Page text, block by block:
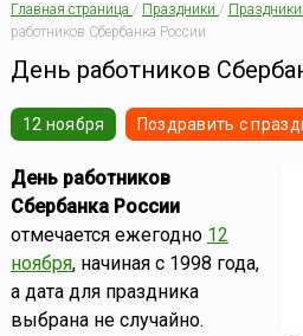
Главная страница / Праздники /
работников Сбербанка России
День работников
12 ноября Поздравить с
День работников
Сбербанка России
отмечается ежегодно 12
ноября, начиная с 1998 года,
а дата для праздника
выбрана не случайно.